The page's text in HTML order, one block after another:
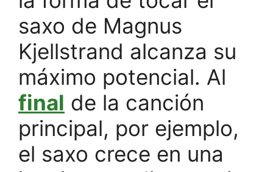
saxo de Magnus
Kjellstrand alcanza su
máximo potencial. Al
final de la canción
principal, por ejemplo,
el saxo crece en una